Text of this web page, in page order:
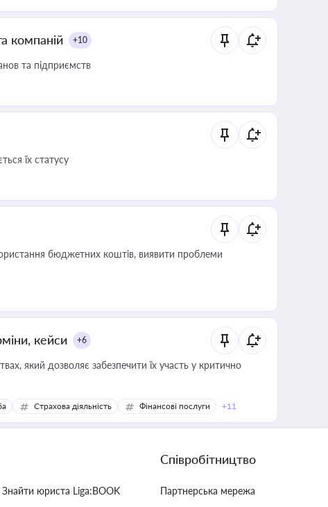
компаній +10
та підприємств
їх статусу
бюджетних коштів, виявити проблеми
кейси +6
який дозволяє забезпечити їх участь у критично
Страхова діяльність Фінансові послуги +11
Знайти юриста Liga:BOOK
Співробітництво
Партнерська мережа